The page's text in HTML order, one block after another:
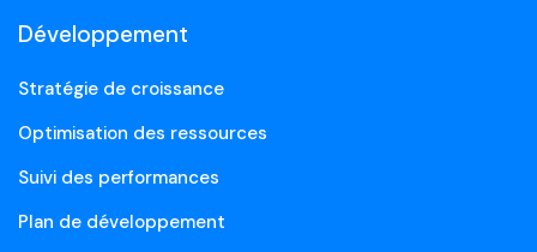
Développement
Stratégie de croissance
Optimisation des ressources
Suivi des performances
Plan de développement